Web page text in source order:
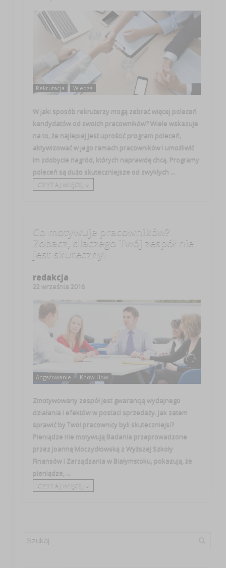
Rekrutacja Wiedza
W jaki sposób rekruterzy mogą zebrać więcej poleceń
kandydatów od swoich pracowników? Wiele wskazuje
na to, że najlepiej jest uprościć program poleceń,
aktywizować w jego ramach pracowników i umożliwić
im zdobycie nagród, których naprawdę chcą. Programy
poleceń są dużo skuteczniejsze od zwykłych ...
CZYTAJ WIĘCEJ +
Co motywuje pracowników?
Zobacz, dlaczego Twój zespół nie
jest skuteczny!
redakcja
22 września 2016
Angażowanie Know How
Zmotywowany zespół jest gwarancją wydajnego
działania i efektów w postaci sprzedaży. Jak zatem
sprawić by Twoi pracownicy byli skuteczniejsi?
Pieniądze nie motywują Badania przeprowadzone
przez Joannę Moczydłowską z Wyższej Szkoły
Finansów i Zarządzania w Białymstoku, pokazują, że
pieniądze, ...
CZYTAJ WIĘCEJ +